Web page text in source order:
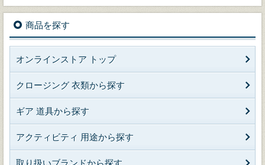
商品を探す
オンラインストア トップ
クロージング 衣類から探す
ギア 道具から探す
アクティビティ 用途から探す
取り扱いブランドから探す